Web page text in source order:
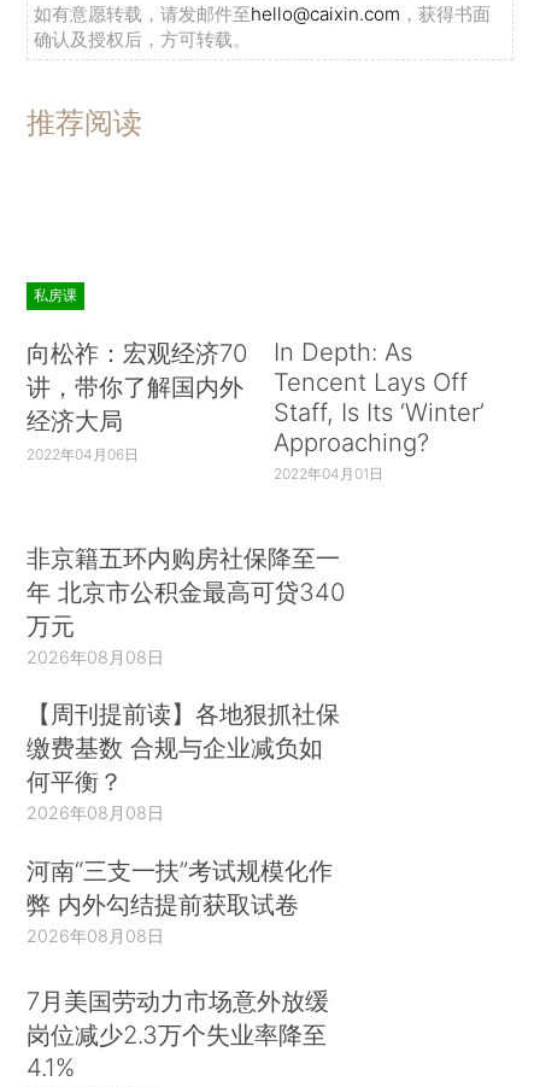
如有意愿转载，请发邮件至hello@caixin.com ，获得书面
确认及授权后，方可转载。
推荐阅读
私房课
向松祚：宏观经济70
讲，带你了解国内外
经济大局
2022年04月06日
In Depth: As
Tencent Lays Off
Staff, Is Its ‘Winter’
Approaching?
2022年04月01日
非京籍五环内购房社保降至一
年 北京市公积金最高可贷340
万元
2026年08月08日
【周刊提前读】各地狠抓社保
缴费基数 合规与企业减负如
何平衡？
2026年08月08日
河南“三支一扶”考试规模化作
弊 内外勾结提前获取试卷
2026年08月08日
7月美国劳动力市场意外放缓
岗位减少2.3万个失业率降至
4.1%